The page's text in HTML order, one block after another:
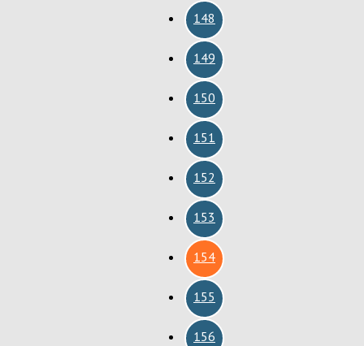
148
149
150
151
152
153
154
155
156